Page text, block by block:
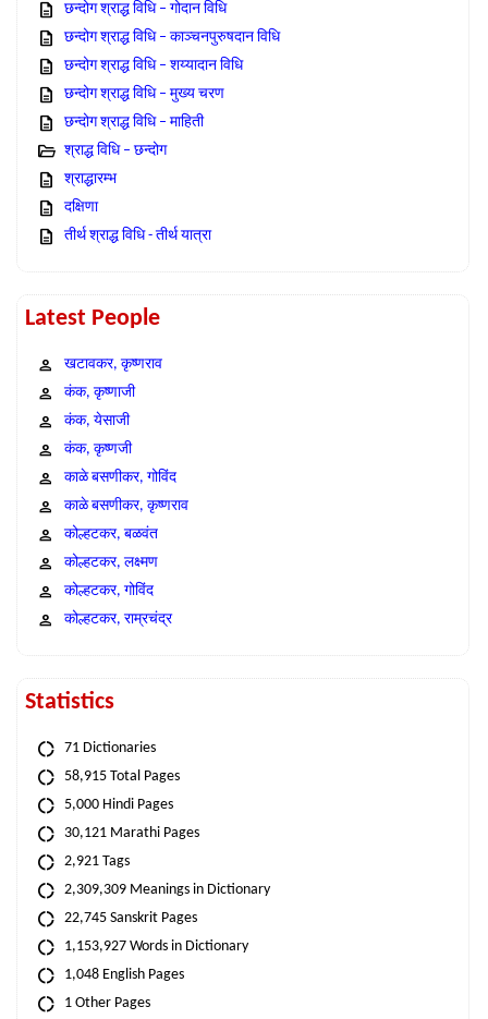
छन्दोग श्राद्ध विधि – गोदान विधि
छन्दोग श्राद्ध विधि – काञ्चनपुरुषदान विधि
छन्दोग श्राद्ध विधि – शय्यादान विधि
छन्दोग श्राद्ध विधि – मुख्य चरण
छन्दोग श्राद्ध विधि – माहिती
श्राद्ध विधि – छन्दोग
श्राद्धारम्भ
दक्षिणा
तीर्थ श्राद्ध विधि - तीर्थ यात्रा
Latest People
खटावकर, कृष्णराव
कंक, कृष्णाजी
कंक, येसाजी
कंक, कृष्णजी
काळे बसणीकर, गोविंद
काळे बसणीकर, कृष्णराव
कोल्हटकर, बळवंत
कोल्हटकर, लक्ष्मण
कोल्हटकर, गोविंद
कोल्हटकर, राम्रचंद्र
Statistics
71 Dictionaries
58,915 Total Pages
5,000 Hindi Pages
30,121 Marathi Pages
2,921 Tags
2,309,309 Meanings in Dictionary
22,745 Sanskrit Pages
1,153,927 Words in Dictionary
1,048 English Pages
1 Other Pages